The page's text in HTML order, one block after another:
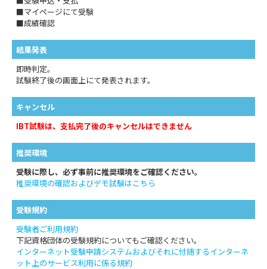
■マイページにて受験
■成績確認
結果発表
即時判定。
試験終了後の画面上にて発表されます。
キャンセル
IBT試験は、支払完了後のキャンセルはできません
推奨環境
受験に際し、必ず事前に推奨環境をご確認ください。
推奨環境の確認およびデモ試験はこちら
受験規約
受験者ご利用規約
下記資格団体の受験規約についてもご確認ください。
インターネット受験申請システムおよびそれに付随するインターネ
ット上のサービス利用に係る規約